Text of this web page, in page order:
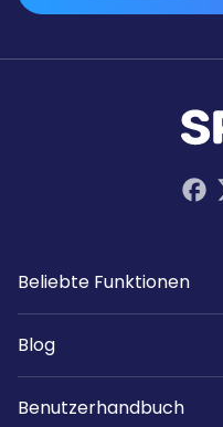
Beliebte Funktionen
Blog
Benutzerhandbuch